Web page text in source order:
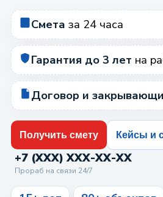
Смета за 24 часа
Гарантия до 3 лет на
Договор и
Получить смету Кейсы и
+7 (XXX) XXX-XX-XX
Прораб на связи 24/7